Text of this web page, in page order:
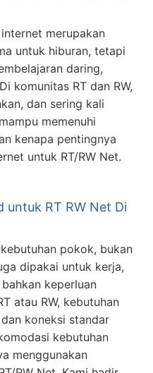
merupakan
untuk hiburan, tetapi
daring,
komunitas RT dan RW,
dan sering kali
memenuhi
kenapa pentingnya
untuk RT/RW Net.
untuk RT RW Net Di
pokok, bukan
dipakai untuk kerja,
keperluan
atau RW, kebutuhan
koneksi standar
kebutuhan
menggunakan